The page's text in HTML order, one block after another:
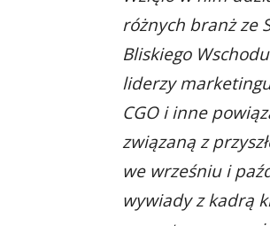
różnych branż ze
Bliskiego
liderzy
CGO i inne
związaną z
we wrześniu i
wywiady z kadrą